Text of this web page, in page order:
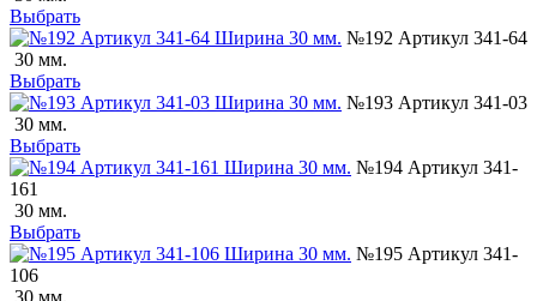
Выбрать
№192 Артикул 341-64
30 мм.
Выбрать
№193 Артикул 341-03
30 мм.
Выбрать
№194 Артикул 341-
161
30 мм.
Выбрать
№195 Артикул 341-
106
30 мм.